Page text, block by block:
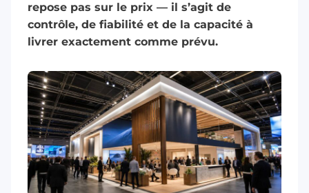
repose pas sur le prix — il s’agit de
contrôle, de fiabilité et de la capacité à
livrer exactement comme prévu.